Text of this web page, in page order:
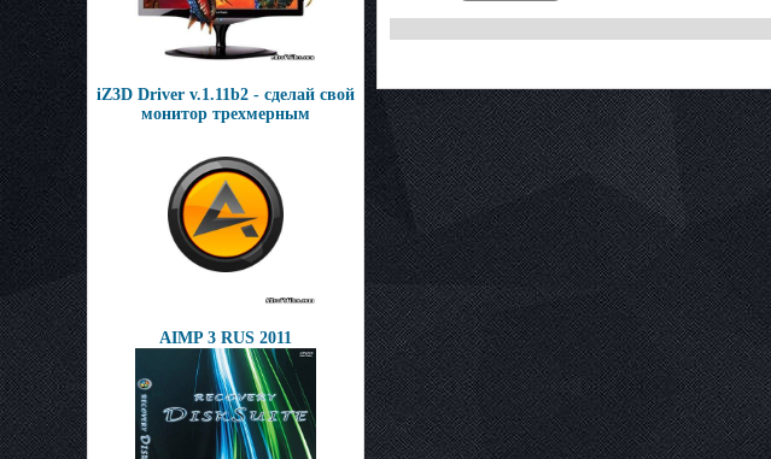
iZ3D Driver v.1.11b2 - сделай свой
монитор трехмерным
AIMP 3 RUS 2011